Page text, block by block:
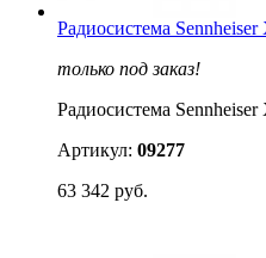
Радиосистема
только под заказ!
Радиосистема
Артикул: 09277
63 342 руб.